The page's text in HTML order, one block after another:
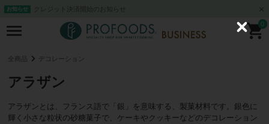
お知らせ クレジット決済開始のお知らせ
0
全商品 デコレーション
アラザン
アラザンとは、フランス語で「銀」を意味する、製菓材料です。銀色に
輝く小さな粒状の砂糖菓子で、ケーキやクッキーなどのデコレーション
C